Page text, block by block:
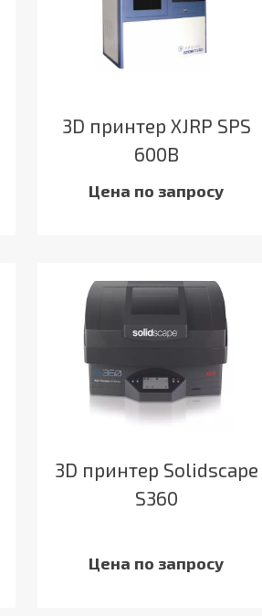
3D принтер XJRP SPS
600B
Цена по запросу
3D принтер Solidscape
S360
Цена по запросу